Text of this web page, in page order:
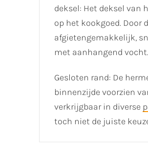
deksel: Het deksel van
op het kookgoed. Door
afgietengemakkelijk,
met aanhangend
Gesloten rand: De
binnenzijde voorzien
verkrijgbaar in diverse
toch niet de juiste